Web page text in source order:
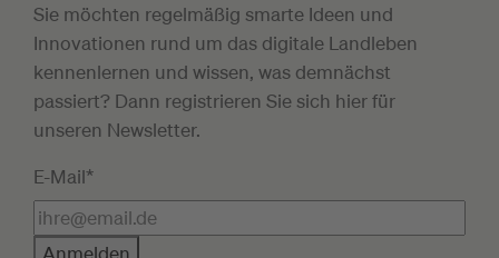
Sie möchten regelmäßig smarte Ideen und
Innovationen rund um das digitale Landleben
kennenlernen und wissen, was demnächst
passiert? Dann registrieren Sie sich hier für
unseren Newsletter.
E-Mail*
Anmelden